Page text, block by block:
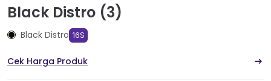
Black Distro (3)
Black Distro 16S
Cek Harga Produk